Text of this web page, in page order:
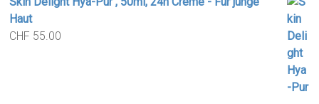
Haut
CHF 55.00